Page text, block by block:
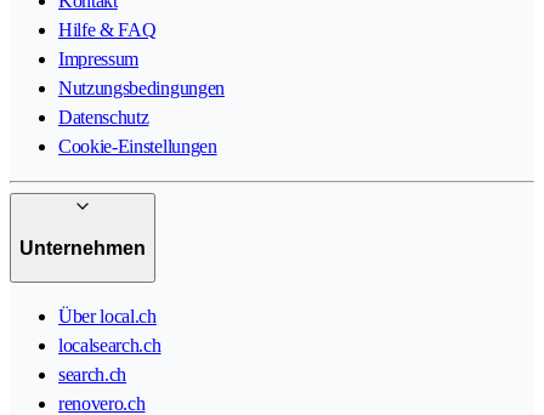
Hilfe & FAQ
Impressum
Nutzungsbedingungen
Datenschutz
Cookie-Einstellungen
Unternehmen
Über local.ch
localsearch.ch
search.ch
renovero.ch